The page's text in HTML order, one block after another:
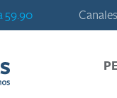
59.90